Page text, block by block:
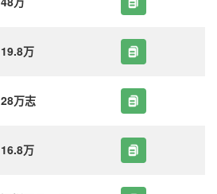
19.8万
28万志
16.8万